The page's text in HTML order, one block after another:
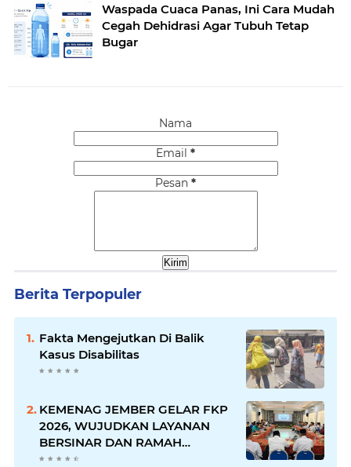
Waspada Cuaca Panas, Ini Cara Mudah
Cegah Dehidrasi Agar Tubuh Tetap
Bugar
Nama
Email *
Pesan *
Berita Terpopuler
Fakta Mengejutkan Di Balik
Kasus Disabilitas
KEMENAG JEMBER GELAR FKP
2026, WUJUDKAN LAYANAN
BERSINAR DAN RAMAH
DISABILITAS